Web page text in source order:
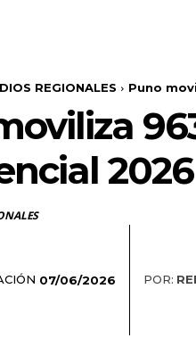
REGIONALES Puno
2026
07/06/2026 POR: